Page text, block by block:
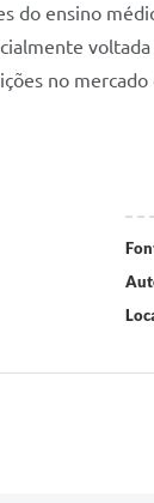
do ensino
no